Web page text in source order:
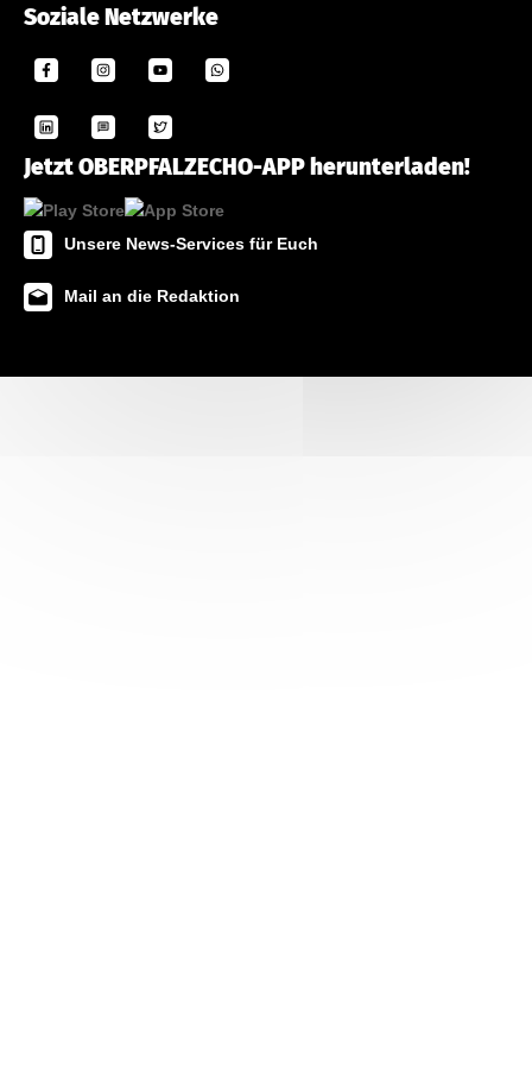
Soziale Netzwerke
Jetzt OBERPFALZECHO-APP herunterladen!
Unsere News-Services für Euch
Mail an die Redaktion